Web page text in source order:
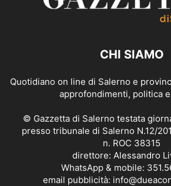
CHI SIAMO
Quotidiano on line di Salerno e
approfondimenti, politica
© Gazzetta di Salerno testata
presso tribunale di Salerno N.12/
n. ROC 38315
direttore: Alessandro
WhatsApp & mobile:
email pubblicità: